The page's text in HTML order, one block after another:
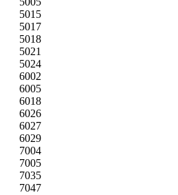
5015
5017
5018
5021
5024
6002
6005
6018
6026
6027
6029
7004
7005
7035
7047